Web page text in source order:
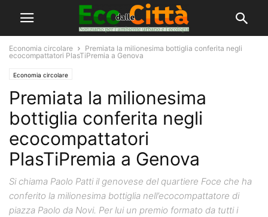
Economia circolare
Premiata la milionesima bottiglia conferita negli
ecocompattatori PlasTiPremia a Genova
Economia circolare
Premiata la milionesima
bottiglia conferita negli
ecocompattatori
PlasTiPremia a Genova
Si chiama Paolo Patti il genovese del quartiere Foce che ha
conferito la milionesima bottiglia nell’ecocompattatore di
piazza Paolo da Novi. Per lui un premio formato da tutti i